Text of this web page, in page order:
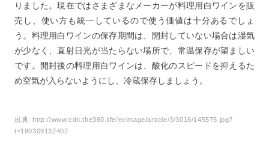
りました。現在ではさまざまなメーカーが料理用白ワインを販
売し、使い方も統一しているので使う価値は十分あるでしょ
う。料理用白ワインの保存期間は、開封していない場合は湿気
が少なく、直射日光が当たらない場所で、常温保存が望ましい
です。開封後の料理用白ワインは、酸化のスピードを抑えるた
め空気が入らないようにし、冷蔵保存しましょう。
出典:http://www.cdn.the360.life/ecimage/article/3/3016/145575.jpg?
t=180309132402